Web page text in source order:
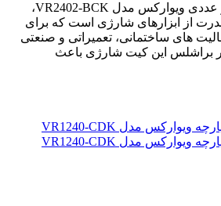
کیت شارژی براشلس دو عددی ویوارکس مدل VR2402-BCK،
از ابزارهای شارژی است که برای
های ساختمانی، تعمیراتی و صنعتی
براشلس این کیت شارژی باعث